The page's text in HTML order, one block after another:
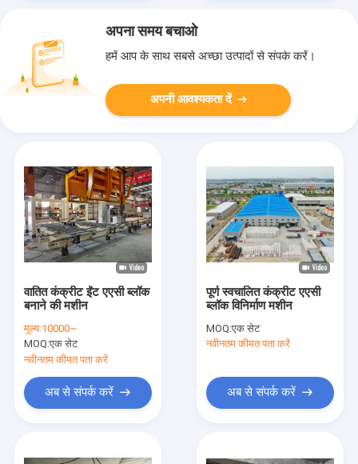
अपना समय बचाओ
हमें आप के साथ सबसे अच्छा उत्पादों से संपर्क करें।
अपनी आवश्यकता दें
वातित कंक्रीट ईंट एएसी ब्लॉक
बनाने की मशीन
मूल्य:10000~
MOQ:एक सेट
नवीनतम कीमत पता करें
अब से संपर्क करें
पूर्ण स्वचालित कंक्रीट एएसी
ब्लॉक विनिर्माण मशीन
MOQ:एक सेट
नवीनतम कीमत पता करें
अब से संपर्क करें